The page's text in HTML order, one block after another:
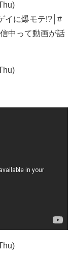
イに爆モテ!?│#
中って動画が話